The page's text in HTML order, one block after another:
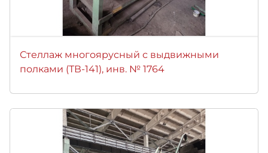
Стеллаж многоярусный с выдвижными
полками (ТВ-141), инв. № 1764